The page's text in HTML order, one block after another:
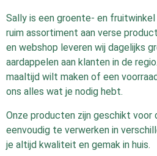
Sally is een groente- en
ruim assortiment aan verse
en webshop leveren wij dagelijks
aardappelen aan klanten in de
maaltijd wilt maken of een
ons alles wat je nodig hebt.
Onze producten zijn geschikt voor
eenvoudig te verwerken in
je altijd kwaliteit en gemak in huis.